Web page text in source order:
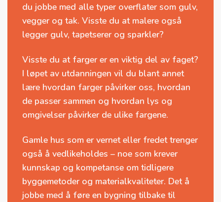
du jobbe med alle typer overflater som gulv,
vegger og tak. Visste du at malere også
legger gulv, tapetserer og sparkler?
Visste du at farger er en viktig del av faget?
I løpet av utdanningen vil du blant annet
lære hvordan farger påvirker oss, hvordan
de passer sammen og hvordan lys og
omgivelser påvirker de ulike fargene.
Gamle hus som er vernet eller fredet trenger
også å vedlikeholdes – noe som krever
kunnskap og kompetanse om tidligere
byggemetoder og materialkvaliteter. Det å
jobbe med å føre en bygning tilbake til